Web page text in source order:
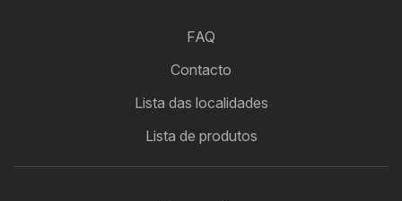
FAQ
Contacto
Lista das localidades
Lista de produtos